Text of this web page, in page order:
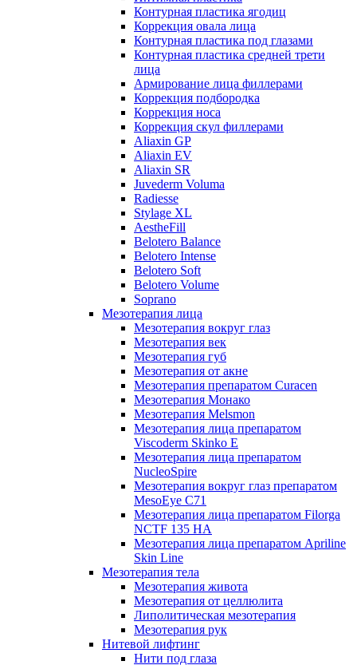
Контурная пластика ягодиц
Коррекция овала лица
Контурная пластика под глазами
Контурная пластика средней трети
лица
Армирование лица филлерами
Коррекция подбородка
Коррекция носа
Коррекция скул филлерами
Aliaxin GP
Aliaxin EV
Aliaxin SR
Juvederm Voluma
Radiesse
Stylage XL
AestheFill
Belotero Balance
Belotero Intense
Belotero Soft
Belotero Volume
Soprano
Мезотерапия лица
Мезотерапия вокруг глаз
Мезотерапия век
Мезотерапия губ
Мезотерапия от акне
Мезотерапия препаратом Curacen
Мезотерапия Монако
Мезотерапия Melsmon
Мезотерапия лица препаратом
Viscoderm Skinko E
Мезотерапия лица препаратом
NucleoSpire
Мезотерапия вокруг глаз препаратом
MesoEye С71
Мезотерапия лица препаратом Filorga
NCTF 135 HA
Мезотерапия лица препаратом Apriline
Skin Line
Мезотерапия тела
Мезотерапия живота
Мезотерапия от целлюлита
Липолитическая мезотерапия
Мезотерапия рук
Нитевой лифтинг
Нити под глаза